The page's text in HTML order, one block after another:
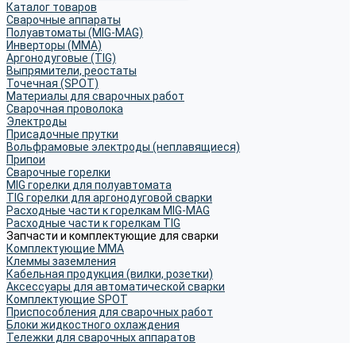
Каталог товаров
Сварочные аппараты
Полуавтоматы (MIG-MAG)
Инверторы (MMA)
Аргонодуговые (TIG)
Выпрямители, реостаты
Точечная (SPOT)
Материалы для сварочных работ
Сварочная проволока
Электроды
Присадочные прутки
Вольфрамовые электроды (неплавящиеся)
Припои
Сварочные горелки
MIG горелки для полуавтомата
TIG горелки для аргонодуговой сварки
Расходные части к горелкам MIG-MAG
Расходные части к горелкам TIG
Запчасти и комплектующие для сварки
Комплектующие ММА
Клеммы заземления
Кабельная продукция (вилки, розетки)
Аксессуары для автоматической сварки
Комплектующие SPOT
Приспособления для сварочных работ
Блоки жидкостного охлаждения
Тележки для сварочных аппаратов